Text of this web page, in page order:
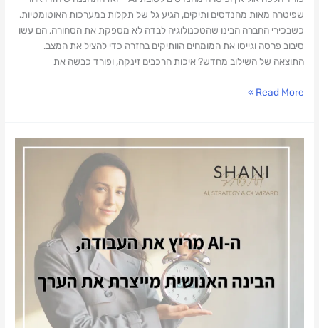
שפיטרה מאות מהנדסים ותיקים, הגיע גל של תקלות במערכות האוטומטיות.
כשבכירי החברה הבינו שהטכנולוגיה לבדה לא מספקת את הסחורה, הם עשו
סיבוב פרסה וגייסו את המומחים הוותיקים בחזרה כדי להציל את המצב.
התוצאה של השילוב מחדש? איכות הרכבים זינקה, ופורד כבשה את
Read More »
אנחנו